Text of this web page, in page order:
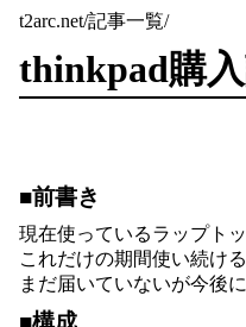
t2arc.net/記事一覧/
thinkpad購
前書き
現在使っているラップト
これだけの期間使い続け
まだ届いていないが今後